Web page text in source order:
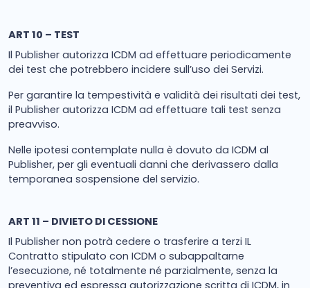
ART 10 – TEST
Il Publisher autorizza ICDM ad effettuare periodicamente
dei test che potrebbero incidere sull’uso dei Servizi.
Per garantire la tempestività e validità dei risultati dei test,
il Publisher autorizza ICDM ad effettuare tali test senza
preavviso.
Nelle ipotesi contemplate nulla è dovuto da ICDM al
Publisher, per gli eventuali danni che derivassero dalla
temporanea sospensione del servizio.
ART 11 – DIVIETO DI CESSIONE
Il Publisher non potrà cedere o trasferire a terzi IL
Contratto stipulato con ICDM o subappaltarne
l’esecuzione, né totalmente né parzialmente, senza la
preventiva ed espressa autorizzazione scritta di ICDM, in